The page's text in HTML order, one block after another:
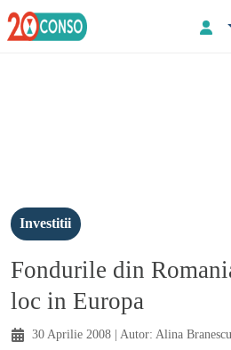
Investitii
Fondurile din
loc in Europa
30 Aprilie 2008 | Autor: Alina Branescu